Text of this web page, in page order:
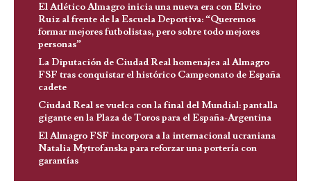
El Atlético Almagro inicia una nueva era con Elviro
Ruiz al frente de la Escuela Deportiva: “Queremos
formar mejores futbolistas, pero sobre todo mejores
personas”
La Diputación de Ciudad Real homenajea al Almagro
FSF tras conquistar el histórico Campeonato de España
cadete
Ciudad Real se vuelca con la final del Mundial: pantalla
gigante en la Plaza de Toros para el España-Argentina
El Almagro FSF incorpora a la internacional ucraniana
Natalia Mytrofanska para reforzar una portería con
garantías